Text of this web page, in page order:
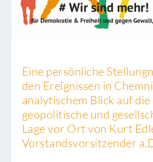
Eine persönliche
den Ereignissen in
analytischem Blick auf die
geopolitische und
Lage vor Ort von Kurt
Vorstandsvorsitzender